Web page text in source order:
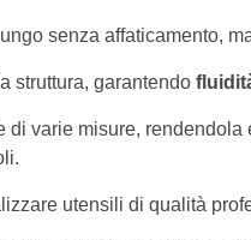
senza affaticamento,
struttura, garantendo
varie misure,
utensili di qualità